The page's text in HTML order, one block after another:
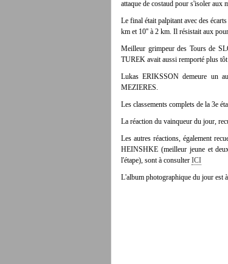
attaque de costaud pour s'isoler aux
Le final était palpitant avec des
km et 10'' à 2 km. Il résistait aux
Meilleur grimpeur des Tours de
TUREK avait aussi remporté plus
Lukas ERIKSSON demeure un
MEZIERES.
Les classements complets de la 3e
La réaction du vainqueur du jour,
Les autres réactions, également
HEINSHKE (meilleur jeune et
l'étape), sont à consulter ICI
L'album photographique du jour est